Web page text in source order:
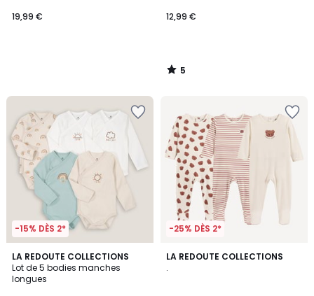
19,99 €
12,99 €
5
/
-15% DÈS 2*
LA REDOUTE COLLECTIONS
Lot de 5 bodies manches
longues
4,1
/ 5
-25% DÈS 2*
LA REDOUTE COLLECTIONS
.